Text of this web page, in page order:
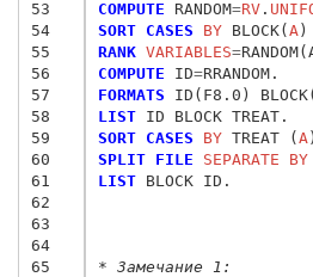
53
54
55
56
57
58
59
60
61
62
63
64
65
COMPUTE RANDOM=RV.
SORT CASES BY BLOCK(A )
RANK VARIABLES=
COMPUTE ID=
FORMATS
LIST
SORT CASES BY TREAT (A
SPLIT FILE SEPARATE BY
LIST BLOCK ID.
* Замечание 1: